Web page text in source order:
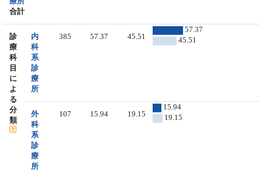
合計
診
療
科
目
に
よ
る
分
類
内
科
系
診
療
所
385 57.37 45.51
57.37
45.51
外
科
系
診
療
所
107 15.94 19.15
15.94
19.15